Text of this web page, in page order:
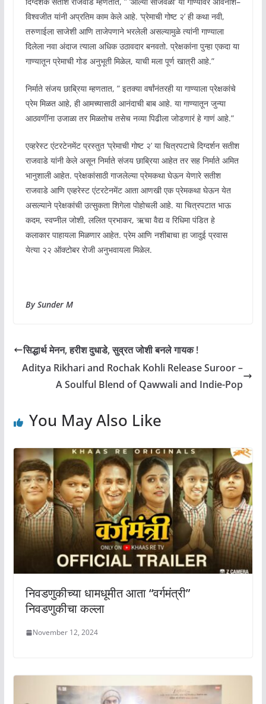
विश्वजीत यांनी अप्रतिम काम केले आहे. ‘प्रेमाची गोष्ट २’ ही कथा नवी,
तरुणाईला साजेशी आणि ताजेपणाने भरलेली असल्यामुळे त्यांनी गाण्याला
दिलेला नवा अंदाज त्याला अधिक उठावदार बनवतो. प्रेक्षकांना पुन्हा एकदा या
गाण्यातून प्रेमाची गोड अनुभूती मिळेल, याची मला पूर्ण खात्री आहे.”
निर्माते संजय छाब्रिया म्हणतात, ” इतक्या वर्षांनंतरही या गाण्याला प्रेक्षकांचे
प्रेम मिळत आहे, ही आमच्यासाठी आनंदाची बाब आहे. या गाण्यातून जुन्या
आठवणींना उजाळा तर मिळतोच तसेच नव्या पिढीला जोडणारं हे गाणं आहे.”
एव्हरेस्ट एंटरटेनमेंट प्रस्तुत ‘प्रेमाची गोष्ट २’ या चित्रपटाचे दिग्दर्शन सतीश
राजवाडे यांनी केले असून निर्माते संजय छाब्रिया आहेत तर सह निर्माते अमित
भानुशाली आहेत. प्रेक्षकांसाठी गाजलेल्या प्रेमकथा घेऊन येणारे सतीश
राजवाडे आणि एव्हरेस्ट एंटरटेनमेंट आता आणखी एक प्रेमकथा घेऊन येत
असल्याने प्रेक्षकांची उत्सुकता शिगेला पोहोचली आहे. या चित्रपटात भाऊ
कदम, स्वप्नील जोशी, ललित प्रभाकर, ऋचा वैद्य व रिधिमा पंडित हे
कलाकार पाहायला मिळणार आहेत. प्रेम आणि नशीबाचा हा जादुई प्रवास
येत्या २२ ऑक्टोबर रोजी अनुभवायला मिळेल.
By Sunder M
सिद्धार्थ मेनन, हरीश दुधाडे, सुव्रत जोशी बनले गायक !
Aditya Rikhari and Rochak Kohli Release Suroor –
A Soulful Blend of Qawwali and Indie-Pop
You May Also Like
निवडणुकीच्या धामधूमीत आता “वर्गमंत्री”
निवडणुकीचा कल्ला
November 12, 2024